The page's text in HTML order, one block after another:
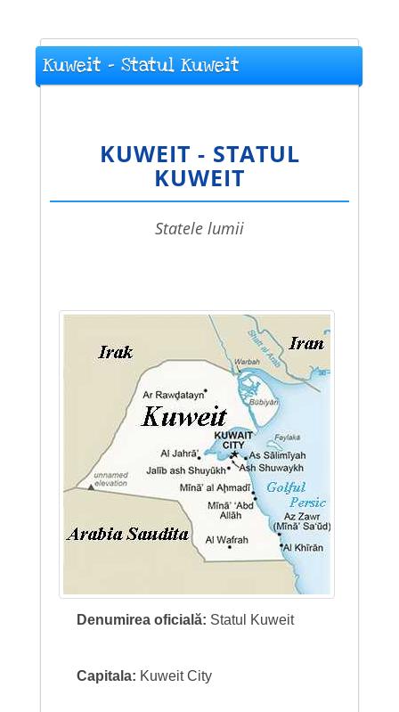
Kuweit - Statul Kuweit
KUWEIT - STATUL
KUWEIT
statele lumii
Denumirea oficială: Statul Kuweit
Capitala: Kuweit City